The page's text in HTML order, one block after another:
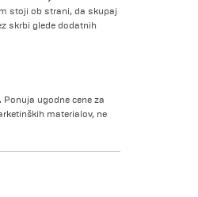
stoji ob strani, da skupaj
skrbi glede dodatnih
. Ponuja ugodne cene za
materialov, ne